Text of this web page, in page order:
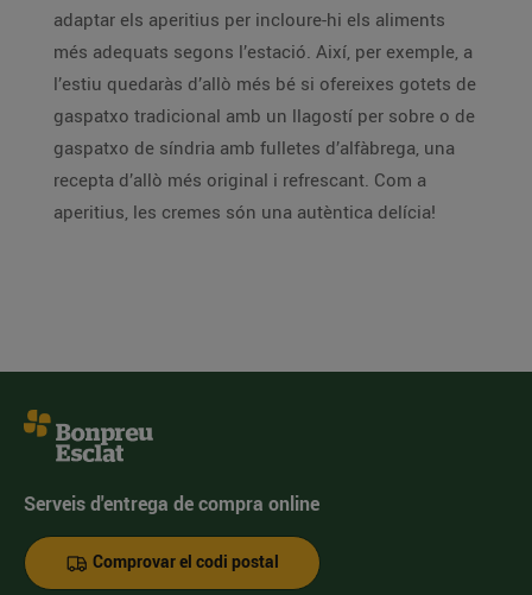
adaptar els aperitius per incloure-hi els aliments
més adequats segons l’estació. Així, per exemple, a
l’estiu quedaràs d’allò més bé si ofereixes gotets de
gaspatxo tradicional amb un llagostí per sobre o de
gaspatxo de síndria amb fulletes d’alfàbrega, una
recepta d’allò més original i refrescant. Com a
aperitius, les cremes són una autèntica delícia!
Serveis d'entrega de compra online
Comprovar el codi postal